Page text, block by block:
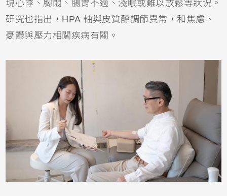
現心悸、胸悶、腸胃不適、淺眠或難以放鬆等狀況。
研究也指出，HPA 軸與皮質醇調節異常，和焦慮、
憂鬱與壓力相關疾病有關。